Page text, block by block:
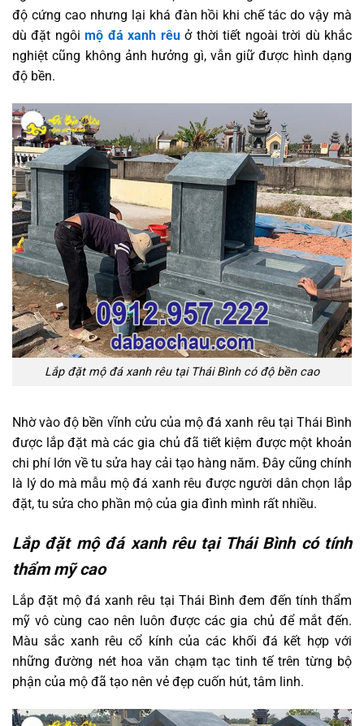
độ cứng cao nhưng lại khá đàn hồi khi chế tác do vậy mà
dù đặt ngôimộ đá xanh rêuở thời tiết ngoài trời dù khắc
nghiệt cũng không ảnh hưởng gì, vẫn giữ được hình dạng
độ bền.
Lắp đặt mộ đá xanh rêu tại Thái Bình có độ bền cao
Nhờ vào độ bền vĩnh cửu của mộ đá xanh rêu tại Thái Bình
được lắp đặt mà các gia chủ đã tiết kiệm được một khoản
chi phí lớn về tu sửa hay cải tạo hàng năm. Đây cũng chính
là lý do mà mẫu mộ đá xanh rêu được người dân chọn lắp
đặt, tu sửa cho phần mộ của gia đình mình rất nhiều.
Lắp đặt mộ đá xanh rêu tại Thái Bình có tính
thẩm mỹ cao
Lắp đặt mộ đá xanh rêu tại Thái Bình đem đến tính thẩm
mỹ vô cùng cao nên luôn được các gia chủ để mắt đến.
Màu sắc xanh rêu cổ kính của các khối đá kết hợp với
những đường nét hoa văn chạm tạc tinh tế trên từng bộ
phận của mộ đã tạo nên vẻ đẹp cuốn hút, tâm linh.